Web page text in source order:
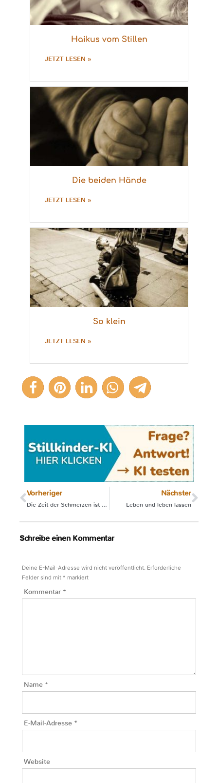
Haikus vom Stillen
JETZT LESEN »
Die beiden Hände
JETZT LESEN »
So klein
JETZT LESEN »
Vorheriger
Die Zeit der Schmerzen ist vergessen
Nächster
Leben und leben lassen
Schreibe einen Kommentar
Deine E-Mail-Adresse wird nicht veröffentlicht. Erforderliche
Felder sind mit * markiert
Kommentar *
Name *
E-Mail-Adresse *
Website